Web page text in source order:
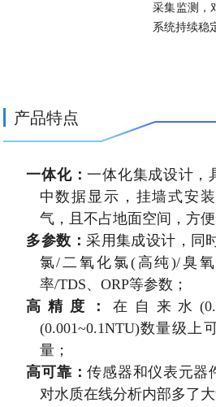
采集监测，
系统持续稳
产品特点
一体化：一体化集成设计，
中数据显示，挂墙式安
气，且不占地面空间，方便
多参数：采用集成设计，同
氯/二氧化氯(高纯)/臭氧
率/TDS、 ORP等参数；
高精度：在自来水
(0.001~0.1NTU)数量级上
量；
高可靠：传感器和仪表元器
对水质在线分析内部多了